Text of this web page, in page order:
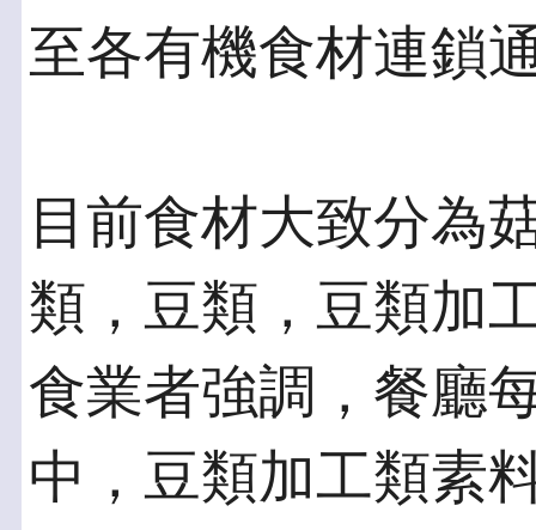
至各有機食材連鎖
目前食材大致分為
類，豆類，豆類加
食業者強調，餐廳
中，豆類加工類素